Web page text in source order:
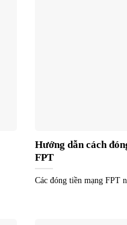
Hướng dẫn cách
FPT
Các đóng tiền mạng FPT